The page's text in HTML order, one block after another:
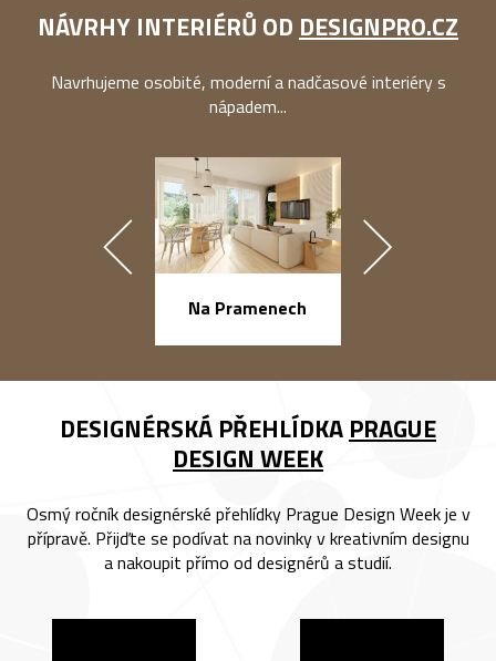
NÁVRHY INTERIÉRŮ OD DESIGNPRO.CZ
Navrhujeme osobité, moderní a nadčasové interiéry s
nápadem...
Na Pramenech
DESIGNÉRSKÁ PŘEHLÍDKA PRAGUE
DESIGN WEEK
Osmý ročník designérské přehlídky Prague Design Week je v
přípravě. Přijďte se podívat na novinky v kreativním designu
a nakoupit přímo od designérů a studií.